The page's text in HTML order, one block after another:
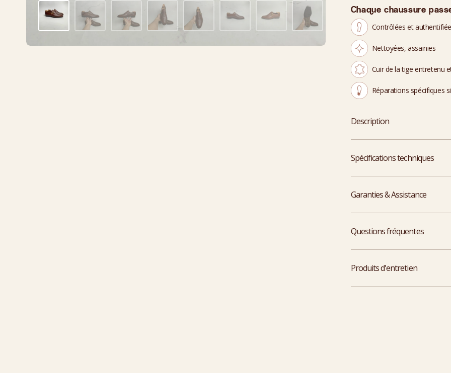
Chaque chaussure
Contrôlées et
Nettoyées, assainies
Cuir de la tige entretenu
Réparations spécifiques
Description
Spécifications techniques
Garanties & Assistance
Questions fréquentes
Produits d'entretien